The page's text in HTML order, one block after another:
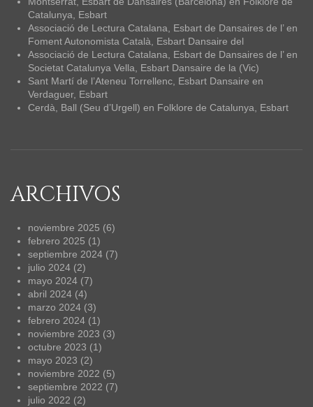
Catalunya, Esbart
Associació de Lectura Catalana, Esbart de Dansaires de l’en
Foment Autonomista Català, Esbart Dansaire del
Associació de Lectura Catalana, Esbart de Dansaires de l’en
Societat Catalunya Vella, Esbart Dansaire de la (Vic)
Sant Martí de l’Ateneu Torrellenc, Esbart Dansaire en
Verdaguer, Esbart
Cerdà, Ball (Seu d’Urgell) en Folklore de Catalunya, Esbart
ARCHIVOS
noviembre 2025 (6)
febrero 2025 (1)
septiembre 2024 (7)
julio 2024 (2)
mayo 2024 (7)
abril 2024 (4)
marzo 2024 (3)
febrero 2024 (1)
noviembre 2023 (3)
octubre 2023 (1)
mayo 2023 (2)
noviembre 2022 (5)
septiembre 2022 (7)
julio 2022 (2)